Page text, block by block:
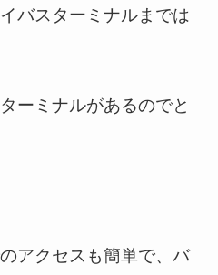
バスターミナルまでは
ーミナルがあるのでと
アクセスも簡単で、バ